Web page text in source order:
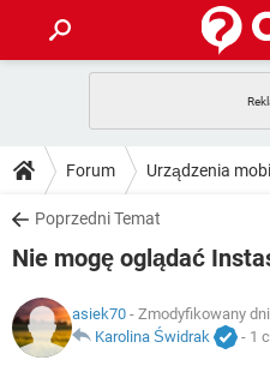
GRY
SPOTIFY
INSTAGRAM
WINDOWS 10
PORADY
PlayStation
INSTAGRAM
WINDOWS 10
DO POBRANIA
ANDROID
GRY
IOS
COVID-19
GRY
ARTYKUŁY
Forum Urządzenia
Poprzedni Temat
Nie mogę oglądać
asiek70 - Zmodyfikowany
Karolina Świdrak
- 1